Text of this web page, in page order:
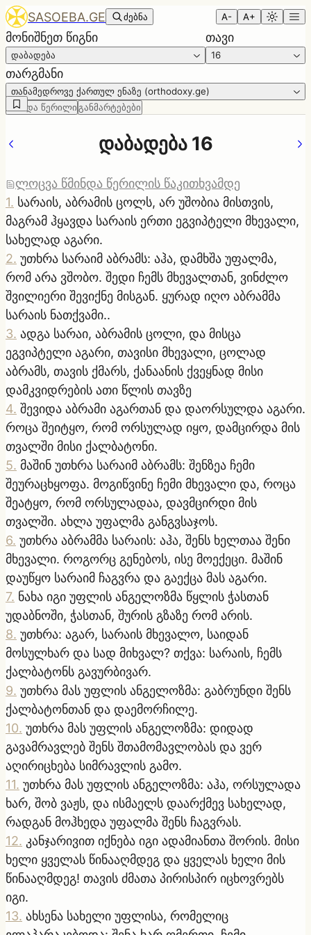
SASOEBA.GE ძებნა A- A+
მონიშნეთ წიგნი
დაბადება
თავი
16
თარგმანი
თანამედროვე ქართულ ენაზე (orthodoxy.ge)
წმინდა წერილი განმარტებები
დაბადება 16
ლოცვა წმინდა წერილის წაკითხვამდე
1. სარაის, აბრამის ცოლს, არ უშობია მისთვის,
მაგრამ ჰყავდა სარაის ერთი ეგვიპტელი მხევალი,
სახელად აგარი.
2. უთხრა სარაიმ აბრამს: აჰა, დამხშა უფალმა,
რომ არა ვშობო. შედი ჩემს მხევალთან, ვინძლო
შვილიერი შევიქნე მისგან. ყურად იღო აბრამმა
სარაის ნათქვამი..
3. ადგა სარაი, აბრამის ცოლი, და მისცა
ეგვიპტელი აგარი, თავისი მხევალი, ცოლად
აბრამს, თავის ქმარს, ქანაანის ქვეყნად მისი
დამკვიდრების ათი წლის თავზე
4. შევიდა აბრამი აგართან და დაორსულდა აგარი.
როცა შეიტყო, რომ ორსულად იყო, დამცირდა მის
თვალში მისი ქალბატონი.
5. მაშინ უთხრა სარაიმ აბრამს: შენზეა ჩემი
შეურაცხყოფა. მოგიწვინე ჩემი მხევალი და, როცა
შეატყო, რომ ორსულადაა, დავმცირდი მის
თვალში. ახლა უფალმა განგვსაჯოს.
6. უთხრა აბრამმა სარაის: აჰა, შენს ხელთაა შენი
მხევალი. როგორც გენებოს, ისე მოექეცი. მაშინ
დაუწყო სარაიმ ჩაგვრა და გაექცა მას აგარი.
7. ნახა იგი უფლის ანგელოზმა წყლის ჭასთან
უდაბნოში, ჭასთან, შურის გზაზე რომ არის.
8. უთხრა: აგარ, სარაის მხევალო, საიდან
მოსულხარ და სად მიხვალ? თქვა: სარაის, ჩემს
ქალბატონს გავურბივარ.
9. უთხრა მას უფლის ანგელოზმა: გაბრუნდი შენს
ქალბატონთან და დაემორჩილე.
10. უთხრა მას უფლის ანგელოზმა: დიდად
გავამრავლებ შენს შთამომავლობას და ვერ
აღირიცხება სიმრავლის გამო.
11. უთხრა მას უფლის ანგელოზმა: აჰა, ორსულადა
ხარ, შობ ვაჟს, და ისმაელს დაარქმევ სახელად,
რადგან მოჰხედა უფალმა შენს ჩაგვრას.
12. კანჯარივით იქნება იგი ადამიანთა შორის. მისი
ხელი ყველას წინააღმდეგ და ყველას ხელი მის
წინააღმდეგ! თავის ძმათა პირისპირ იცხოვრებს
იგი.
13. ახსენა სახელი უფლისა, რომელიც